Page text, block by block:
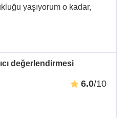
yaşıyorum o kadar,
değerlendirmesi
6.0/10